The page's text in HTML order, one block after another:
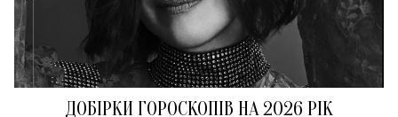
ДОБІРКИ ГОРОСКОПІВ НА 2026 РІК